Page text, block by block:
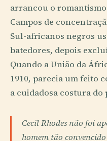
arrancou o
Campos de
Sul-africanos negros
batedores, depois
Quando a União da
1910, parecia um feito
a cuidadosa costura do
Cecil Rhodes não foi
homem tão